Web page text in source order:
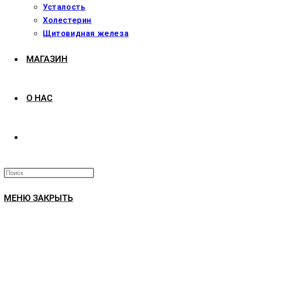
Усталость
Холестерин
Щитовидная железа
МАГАЗИН
О НАС
ПОИСК
МЕНЮ ЗАКРЫТЬ